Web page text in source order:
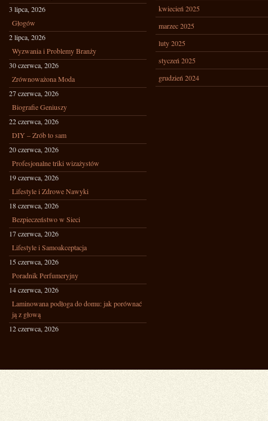
3 lipca, 2026
Głogów
2 lipca, 2026
Wyzwania i Problemy Branży
30 czerwca, 2026
Zrównoważona Moda
27 czerwca, 2026
Biografie Geniuszy
22 czerwca, 2026
DIY – Zrób to sam
20 czerwca, 2026
Profesjonalne triki wizażystów
19 czerwca, 2026
Lifestyle i Zdrowe Nawyki
18 czerwca, 2026
Bezpieczeństwo w Sieci
17 czerwca, 2026
Lifestyle i Samoakceptacja
15 czerwca, 2026
Poradnik Perfumeryjny
14 czerwca, 2026
Laminowana podłoga do domu: jak porównać
ją z głową
12 czerwca, 2026
kwiecień 2025
marzec 2025
luty 2025
styczeń 2025
grudzień 2024